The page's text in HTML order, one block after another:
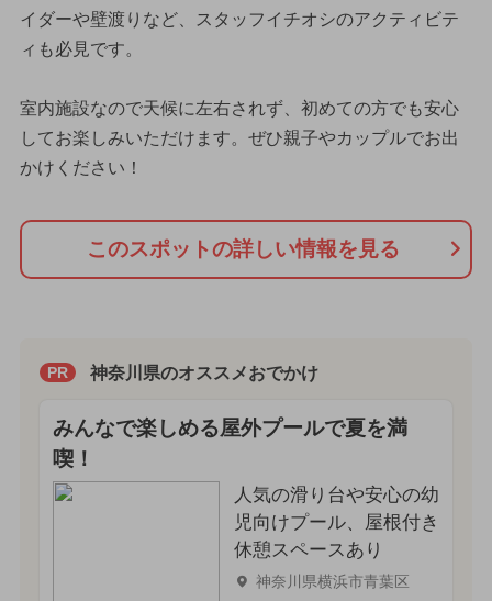
イダーや壁渡りなど、スタッフイチオシのアクティビテ
ィも必見です。
室内施設なので天候に左右されず、初めての方でも安心
してお楽しみいただけます。ぜひ親子やカップルでお出
かけください！
このスポットの詳しい情報を見る
PR 神奈川県のオススメおでかけ
みんなで楽しめる屋外プールで夏を満
喫！
人気の滑り台や安心の幼
児向けプール、屋根付き
休憩スペースあり
神奈川県横浜市青葉区